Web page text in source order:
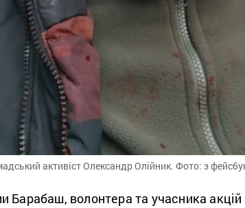
активіст Олександр Олійник. Фото: з
Барабаш, волонтера та учасника акцій